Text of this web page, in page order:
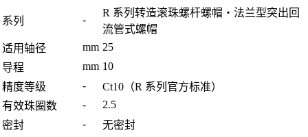
系列 -
R 系列转造滚珠螺杆螺帽・法兰型突出回
流管式螺帽
适用轴径
mm 25
导程
mm 10
精度等级
-
Ct10（R 系列官方标准）
有效珠圈数
-
2.5
密封
-
无密封